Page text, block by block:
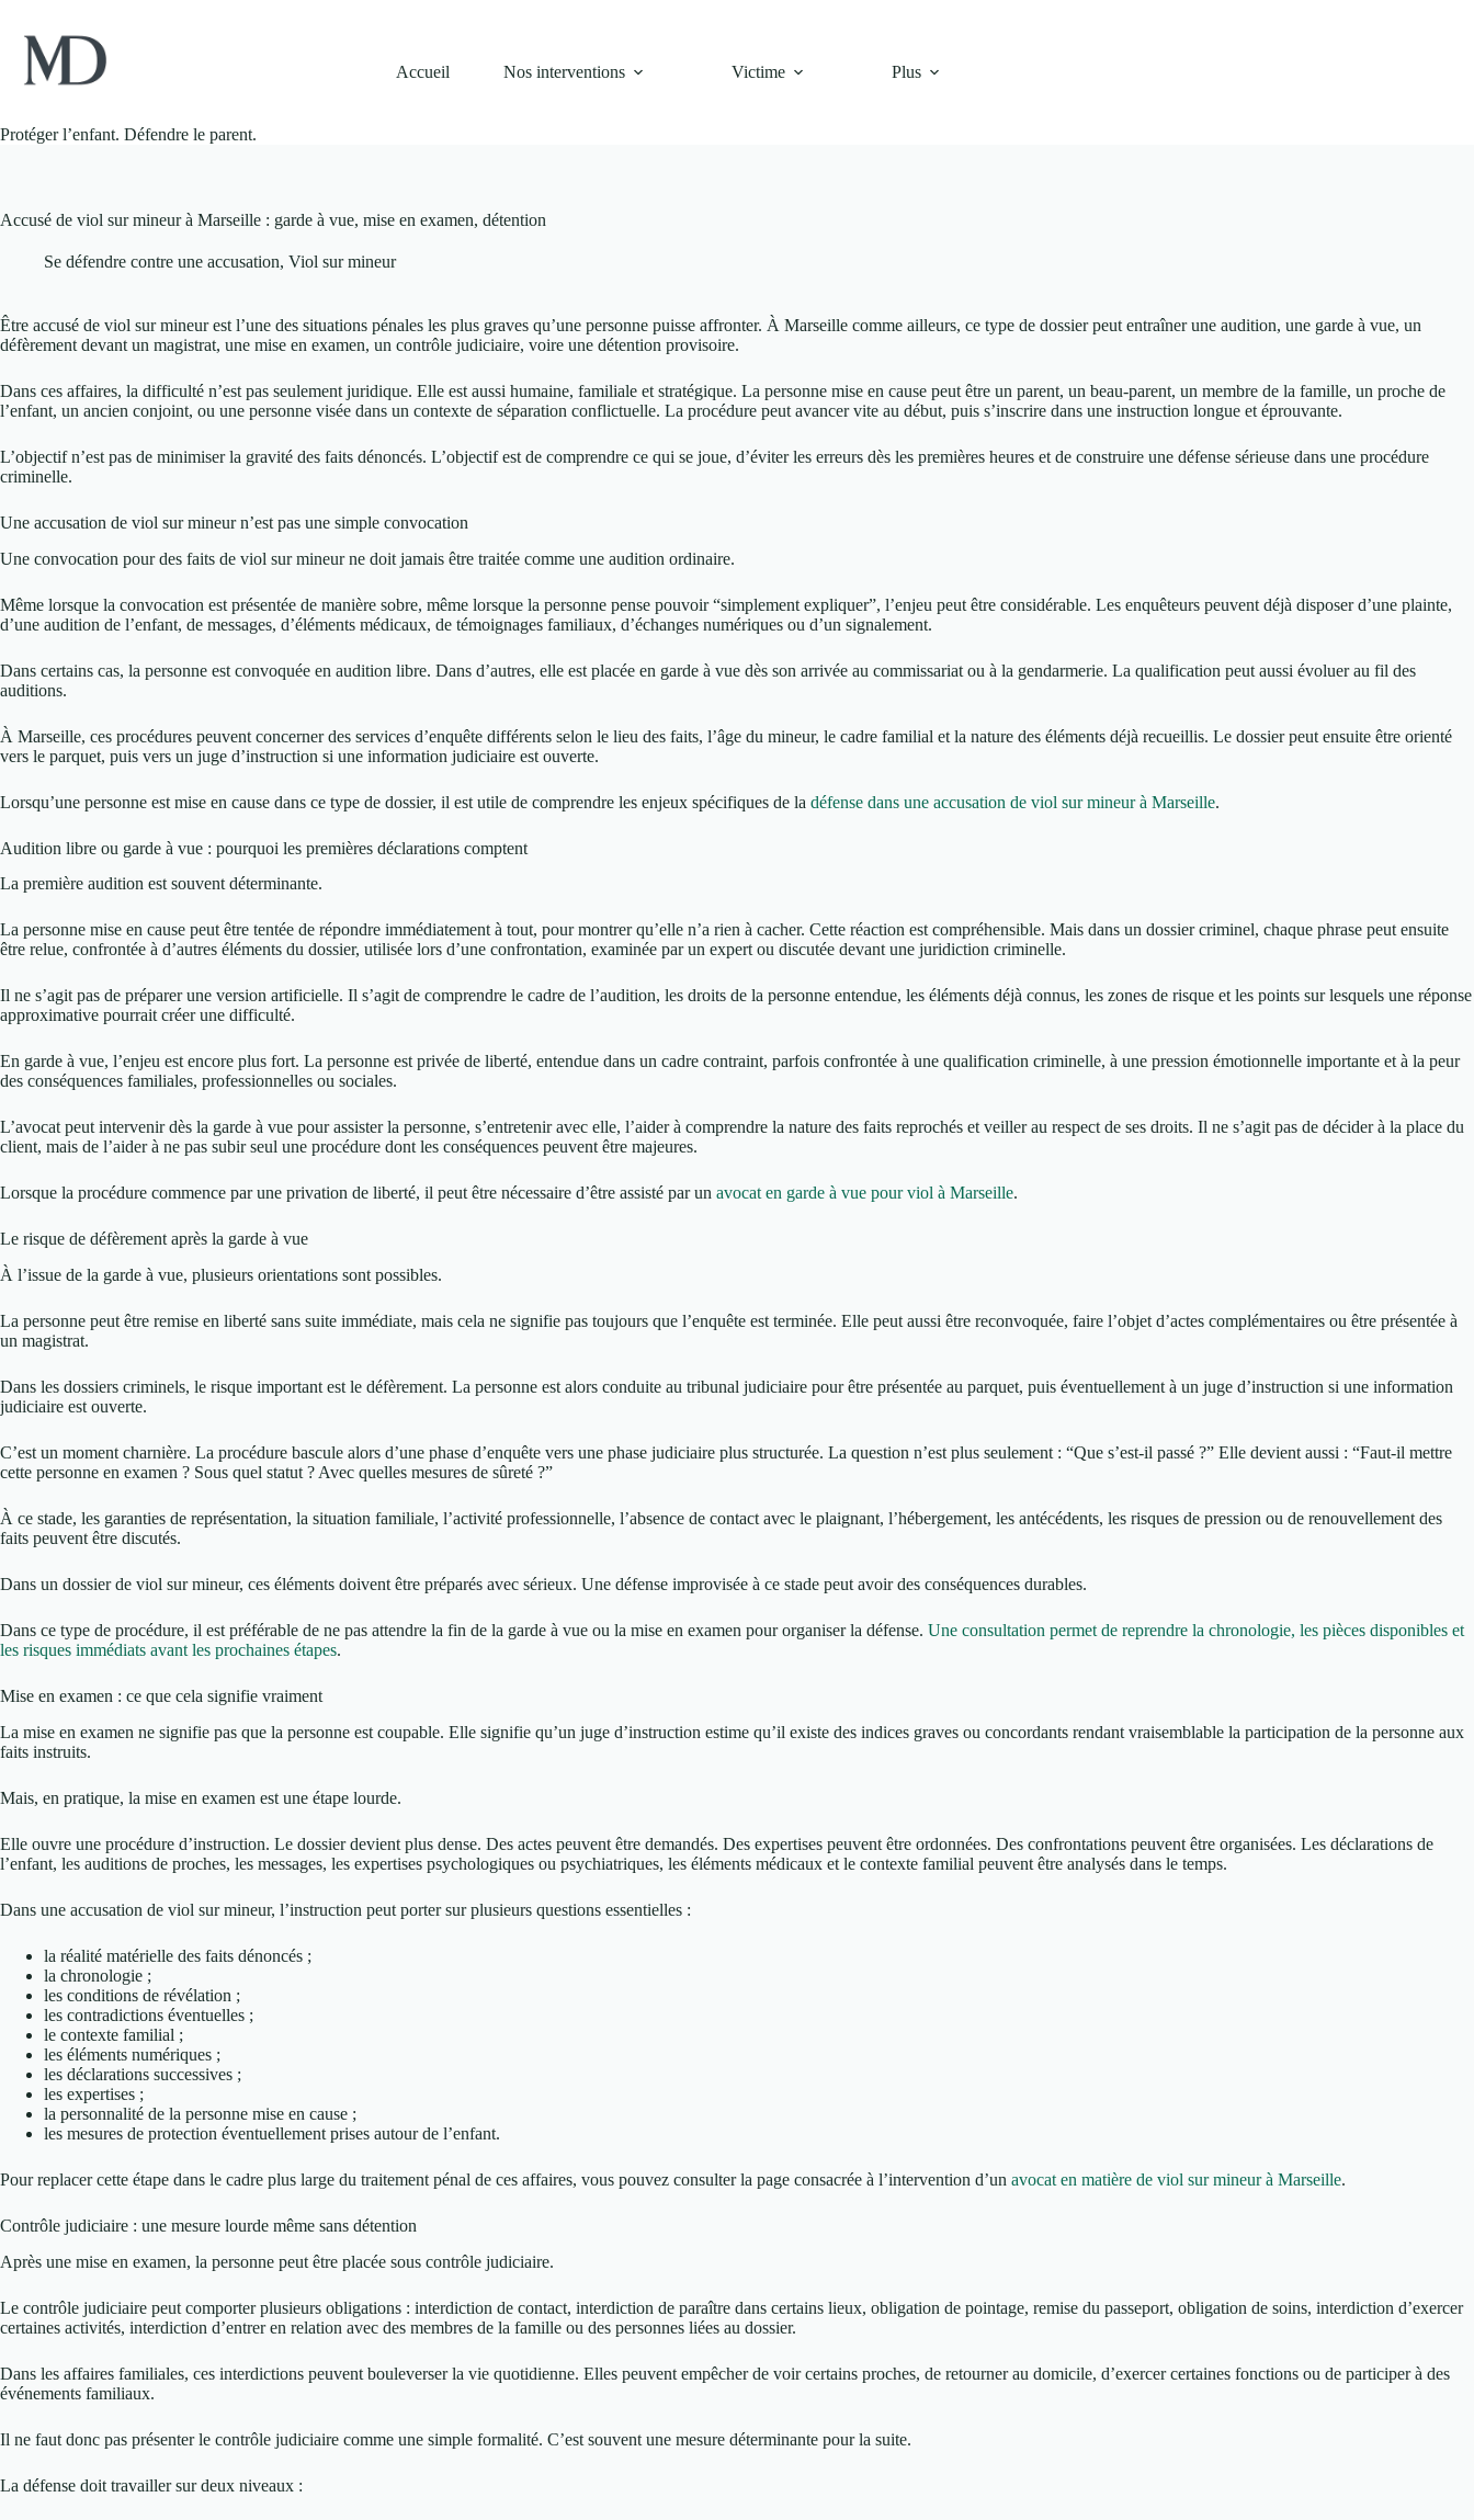
contenu
Protéger l’enfant. Défendre le parent.
Accueil Nos interventions Victime Plus
Accusé de viol sur mineur à Marseille : garde à vue, mise en examen, détention
Se défendre contre une accusation, Viol sur mineur
Être accusé de viol sur mineur est l’une des situations pénales les plus graves qu’une personne puisse affronter. À Marseille comme ailleurs, ce type de dossier peut entraîner une audition, une garde à vue, un
défèrement devant un magistrat, une mise en examen, un contrôle judiciaire, voire une détention provisoire.
Dans ces affaires, la difficulté n’est pas seulement juridique. Elle est aussi humaine, familiale et stratégique. La personne mise en cause peut être un parent, un beau-parent, un membre de la famille, un proche de
l’enfant, un ancien conjoint, ou une personne visée dans un contexte de séparation conflictuelle. La procédure peut avancer vite au début, puis s’inscrire dans une instruction longue et éprouvante.
L’objectif n’est pas de minimiser la gravité des faits dénoncés. L’objectif est de comprendre ce qui se joue, d’éviter les erreurs dès les premières heures et de construire une défense sérieuse dans une procédure
criminelle.
Une accusation de viol sur mineur n’est pas une simple convocation
Une convocation pour des faits de viol sur mineur ne doit jamais être traitée comme une audition ordinaire.
Même lorsque la convocation est présentée de manière sobre, même lorsque la personne pense pouvoir “simplement expliquer”, l’enjeu peut être considérable. Les enquêteurs peuvent déjà disposer d’une plainte,
d’une audition de l’enfant, de messages, d’éléments médicaux, de témoignages familiaux, d’échanges numériques ou d’un signalement.
Dans certains cas, la personne est convoquée en audition libre. Dans d’autres, elle est placée en garde à vue dès son arrivée au commissariat ou à la gendarmerie. La qualification peut aussi évoluer au fil des
auditions.
À Marseille, ces procédures peuvent concerner des services d’enquête différents selon le lieu des faits, l’âge du mineur, le cadre familial et la nature des éléments déjà recueillis. Le dossier peut ensuite être orienté
vers le parquet, puis vers un juge d’instruction si une information judiciaire est ouverte.
Lorsqu’une personne est mise en cause dans ce type de dossier, il est utile de comprendre les enjeux spécifiques de la défense dans une accusation de viol sur mineur à Marseille.
Audition libre ou garde à vue : pourquoi les premières déclarations comptent
La première audition est souvent déterminante.
La personne mise en cause peut être tentée de répondre immédiatement à tout, pour montrer qu’elle n’a rien à cacher. Cette réaction est compréhensible. Mais dans un dossier criminel, chaque phrase peut ensuite
être relue, confrontée à d’autres éléments du dossier, utilisée lors d’une confrontation, examinée par un expert ou discutée devant une juridiction criminelle.
Il ne s’agit pas de préparer une version artificielle. Il s’agit de comprendre le cadre de l’audition, les droits de la personne entendue, les éléments déjà connus, les zones de risque et les points sur lesquels une réponse
approximative pourrait créer une difficulté.
En garde à vue, l’enjeu est encore plus fort. La personne est privée de liberté, entendue dans un cadre contraint, parfois confrontée à une qualification criminelle, à une pression émotionnelle importante et à la peur
des conséquences familiales, professionnelles ou sociales.
L’avocat peut intervenir dès la garde à vue pour assister la personne, s’entretenir avec elle, l’aider à comprendre la nature des faits reprochés et veiller au respect de ses droits. Il ne s’agit pas de décider à la place du
client, mais de l’aider à ne pas subir seul une procédure dont les conséquences peuvent être majeures.
Lorsque la procédure commence par une privation de liberté, il peut être nécessaire d’être assisté par un avocat en garde à vue pour viol à Marseille.
Le risque de défèrement après la garde à vue
À l’issue de la garde à vue, plusieurs orientations sont possibles.
La personne peut être remise en liberté sans suite immédiate, mais cela ne signifie pas toujours que l’enquête est terminée. Elle peut aussi être reconvoquée, faire l’objet d’actes complémentaires ou être présentée à
un magistrat.
Dans les dossiers criminels, le risque important est le défèrement. La personne est alors conduite au tribunal judiciaire pour être présentée au parquet, puis éventuellement à un juge d’instruction si une information
judiciaire est ouverte.
C’est un moment charnière. La procédure bascule alors d’une phase d’enquête vers une phase judiciaire plus structurée. La question n’est plus seulement : “Que s’est-il passé ?” Elle devient aussi : “Faut-il mettre
cette personne en examen ? Sous quel statut ? Avec quelles mesures de sûreté ?”
À ce stade, les garanties de représentation, la situation familiale, l’activité professionnelle, l’absence de contact avec le plaignant, l’hébergement, les antécédents, les risques de pression ou de renouvellement des
faits peuvent être discutés.
Dans un dossier de viol sur mineur, ces éléments doivent être préparés avec sérieux. Une défense improvisée à ce stade peut avoir des conséquences durables.
Dans ce type de procédure, il est préférable de ne pas attendre la fin de la garde à vue ou la mise en examen pour organiser la défense. Une consultation permet de reprendre la chronologie, les pièces disponibles et
les risques immédiats avant les prochaines étapes.
Mise en examen : ce que cela signifie vraiment
La mise en examen ne signifie pas que la personne est coupable. Elle signifie qu’un juge d’instruction estime qu’il existe des indices graves ou concordants rendant vraisemblable la participation de la personne aux
faits instruits.
Mais, en pratique, la mise en examen est une étape lourde.
Elle ouvre une procédure d’instruction. Le dossier devient plus dense. Des actes peuvent être demandés. Des expertises peuvent être ordonnées. Des confrontations peuvent être organisées. Les déclarations de
l’enfant, les auditions de proches, les messages, les expertises psychologiques ou psychiatriques, les éléments médicaux et le contexte familial peuvent être analysés dans le temps.
Dans une accusation de viol sur mineur, l’instruction peut porter sur plusieurs questions essentielles :
la réalité matérielle des faits dénoncés ;
la chronologie ;
les conditions de révélation ;
les contradictions éventuelles ;
le contexte familial ;
les éléments numériques ;
les déclarations successives ;
les expertises ;
la personnalité de la personne mise en cause ;
les mesures de protection éventuellement prises autour de l’enfant.
Pour replacer cette étape dans le cadre plus large du traitement pénal de ces affaires, vous pouvez consulter la page consacrée à l’intervention d’un avocat en matière de viol sur mineur à Marseille.
Contrôle judiciaire : une mesure lourde même sans détention
Après une mise en examen, la personne peut être placée sous contrôle judiciaire.
Le contrôle judiciaire peut comporter plusieurs obligations : interdiction de contact, interdiction de paraître dans certains lieux, obligation de pointage, remise du passeport, obligation de soins, interdiction d’exercer
certaines activités, interdiction d’entrer en relation avec des membres de la famille ou des personnes liées au dossier.
Dans les affaires familiales, ces interdictions peuvent bouleverser la vie quotidienne. Elles peuvent empêcher de voir certains proches, de retourner au domicile, d’exercer certaines fonctions ou de participer à des
événements familiaux.
Il ne faut donc pas présenter le contrôle judiciaire comme une simple formalité. C’est souvent une mesure déterminante pour la suite.
La défense doit travailler sur deux niveaux :